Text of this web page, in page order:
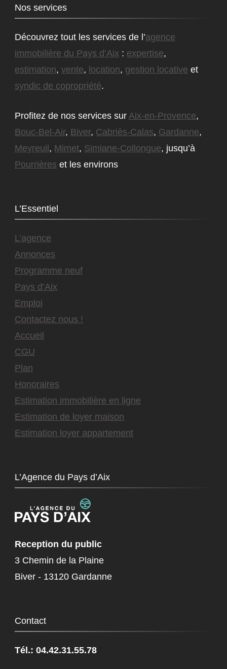
Nos services
Découvrez tout les services de l’agence
immobilière du Pays d’Aix : expertise,
estimation, vente, location, gestion locative et
syndic de copropriété.
Profitez de nos services sur Aix-en-Provence,
Bouc-Bel-Air, Biver, Cabriès-Calas, Gardanne,
Meyreuil, Mimet, Simiane-Collongue, jusqu’à
Pourrières et les environs
L’Essentiel
L’agence
Annonces
Programme neuf
Pays d’Aix
Emploi
Contactez nous !
Accueil
CGU
Plan
Honoraires
Estimation immobilière en ligne
Estimation de loyer maison
Estimation loyer appartement
L’Agence du Pays d’Aix
Reception du public
3 Chemin de la Plaine
Biver - 13120 Gardanne
Contact
Tél.: 04.42.31.55.78